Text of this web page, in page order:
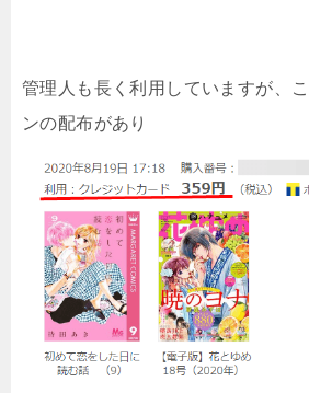
管理人も長く利用していますが、
ンの配布があり